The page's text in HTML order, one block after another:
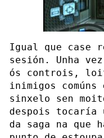
Igual que case
sesión. Unha
ós controis,
inimigos
sinxelo sen
despois tocaría
da saga na que